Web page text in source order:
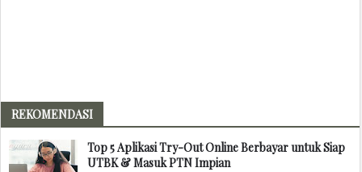
REKOMENDASI
Top 5 Aplikasi Try-Out Online Berbayar untuk Siap
UTBK & Masuk PTN Impian